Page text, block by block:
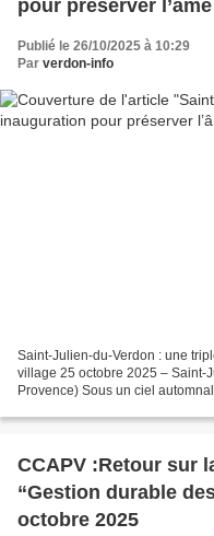
pour préserver
Publié le 26/10/2025 à 10:29
Par verdon-info
Saint-Julien-du-Verdon : une
village 25 octobre 2025 – Saint-
Provence) Sous un ciel
CCAPV :Retour sur
“Gestion durable
octobre 2025